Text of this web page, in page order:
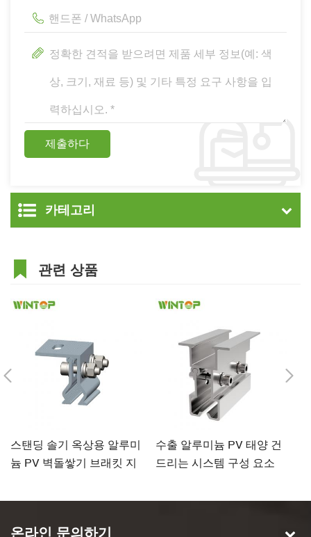
카테고리
관련 상품
스탠딩 솔기 옥상용 알루미
늄 PV 벽돌쌓기 브래킷 지
수출 알루미늄 PV 태양 건
드리는 시스템 구성 요소
온라인 문의하기